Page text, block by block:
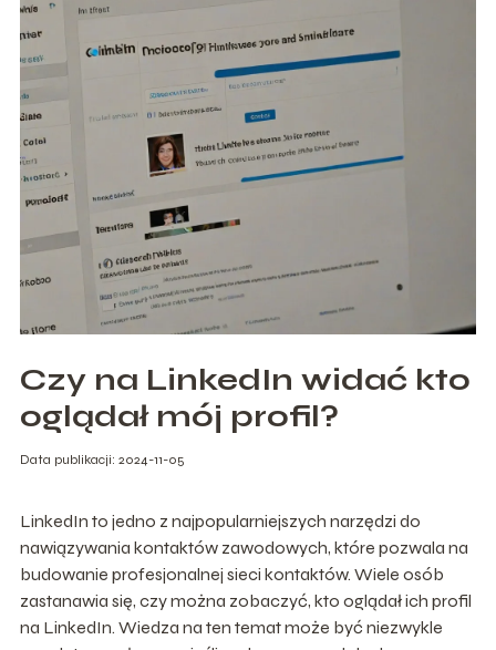
Czy na LinkedIn widać kto
oglądał mój profil?
Data publikacji: 2024-11-05
LinkedIn to jedno z najpopularniejszych narzędzi do
nawiązywania kontaktów zawodowych, które pozwala na
budowanie profesjonalnej sieci kontaktów. Wiele osób
zastanawia się, czy można zobaczyć, kto oglądał ich profil
na LinkedIn. Wiedza na ten temat może być niezwykle